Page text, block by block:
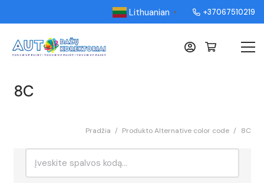
Lithuanian ▼ +37067510219
8C
Pradžia / Produkto Alternative color code / 8C